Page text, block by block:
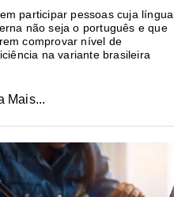
participar pessoas cuja língua
não seja o português e que
comprovar nível de
na variante brasileira
Mais...